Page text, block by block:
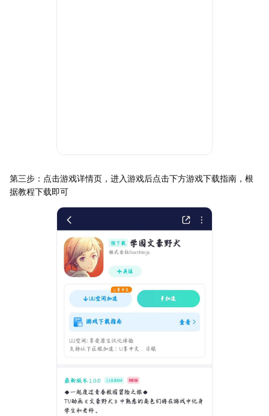
第三步：点击游戏详情页，进入游戏后点击下方游戏下载指南，根
据教程下载即可